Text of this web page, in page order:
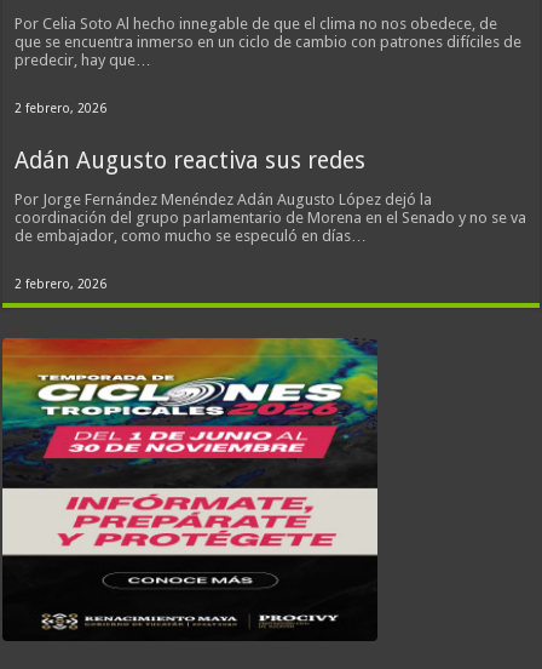
Por Celia Soto Al hecho innegable de que el clima no nos obedece, de
que se encuentra inmerso en un ciclo de cambio con patrones difíciles de
predecir, hay que…
2 febrero, 2026
Adán Augusto reactiva sus redes
Por Jorge Fernández Menéndez Adán Augusto López dejó la
coordinación del grupo parlamentario de Morena en el Senado y no se va
de embajador, como mucho se especuló en días…
2 febrero, 2026